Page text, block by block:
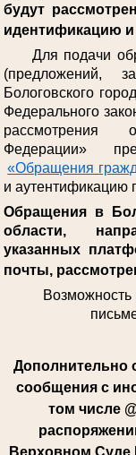
будут
идентификацию и
Для подачи
(предложений,
Бологовского
Федерального
рассмотрения
Федерации»
«Обращения
и аутентификацию
Обращения в
области,
указанных
почты,
Дополнительно
сообщения с
том числе
Верховном Суде